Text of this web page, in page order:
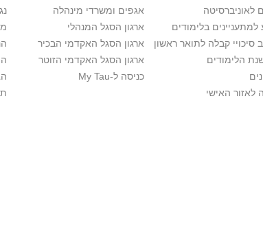
לאוניברסיטה
למתעניינים בלימודים
סיכויי קבלה לתואר ראשון
הלימודים
לאזור האישי
אגפים ומשרדי מינהלה
ארגון הסגל המנהלי
ארגון הסגל האקדמי הבכיר
ארגון הסגל האקדמי הזוטר
כניסה ל-My Tau